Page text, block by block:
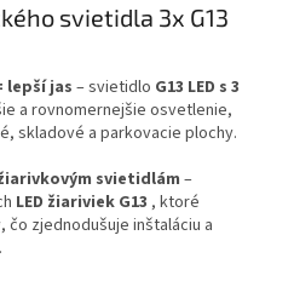
svietidla 3x G13
lepší jas – svietidlo G13 LED s 3
a rovnomernejšie osvetlenie,
skladové a parkovacie plochy.
svietidlám –
LED žiariviek G13 , ktoré
zjednodušuje inštaláciu a